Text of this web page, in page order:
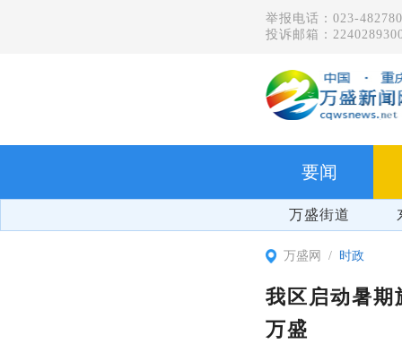
举报电话：023-
投诉邮箱：
要闻
万盛街道
万盛网 时政
我区启动暑
万盛